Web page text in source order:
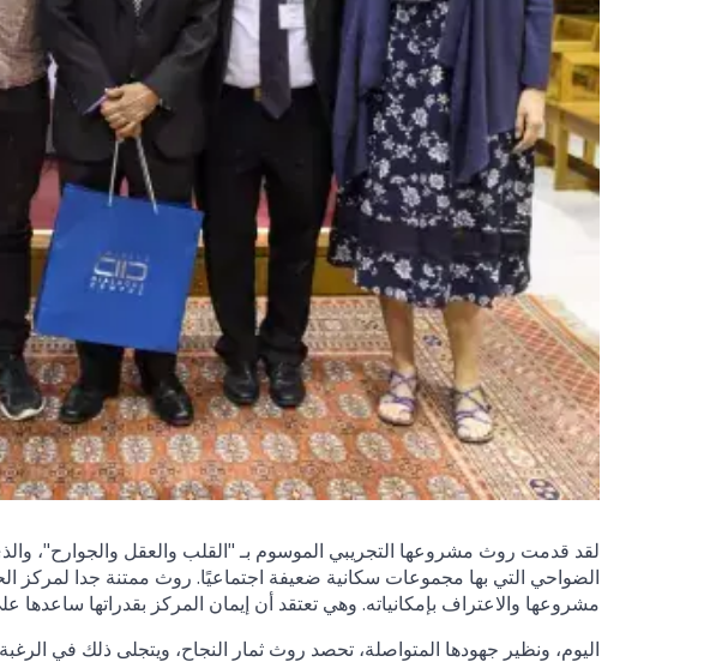
لقد قدمت روث مشروعها التجريبي الموسوم بـ "القلب والعقل والجوارح"،
الضواحي التي بها مجموعات سكانية ضعيفة اجتماعيًا. روث ممتنة جدا لمركز
مشروعها والاعتراف بإمكانياته. وهي تعتقد أن إيمان المركز بقدراتها ساعدها
اليوم، ونظير جهودها المتواصلة، تحصد روث ثمار النجاح، ويتجلى ذلك في